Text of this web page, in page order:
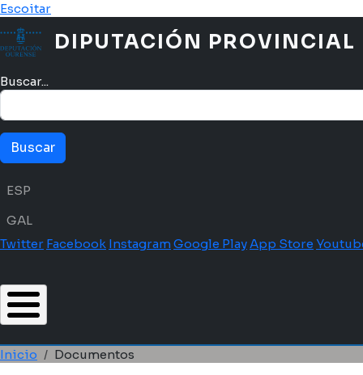
Pasar al contenido principal
Escoitar
DIPUTACIÓN PROVINCIAL
Buscar...
Menú idioma
ESP
GAL
Twitter Facebook InstagramGoogle PlayApp Store
Ruta de navegación
Inicio Documentos